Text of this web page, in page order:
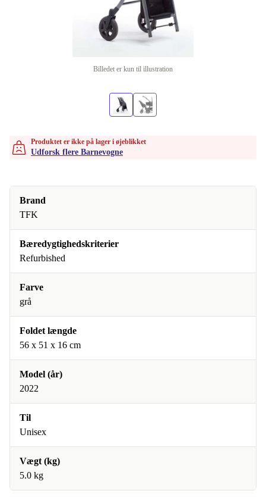
Billedet er kun til illustration
Produktet er ikke på lager i øjeblikket
Udforsk flere Barnevogne
Brand
TFK
Bæredygtighedskriterier
Refurbished
Farve
grå
Foldet længde
56 x 51 x 16 cm
Model (år)
2022
Til
Unisex
Vægt (kg)
5.0 kg